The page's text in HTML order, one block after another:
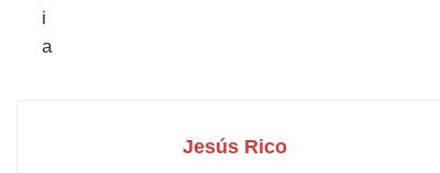
Jesús Rico